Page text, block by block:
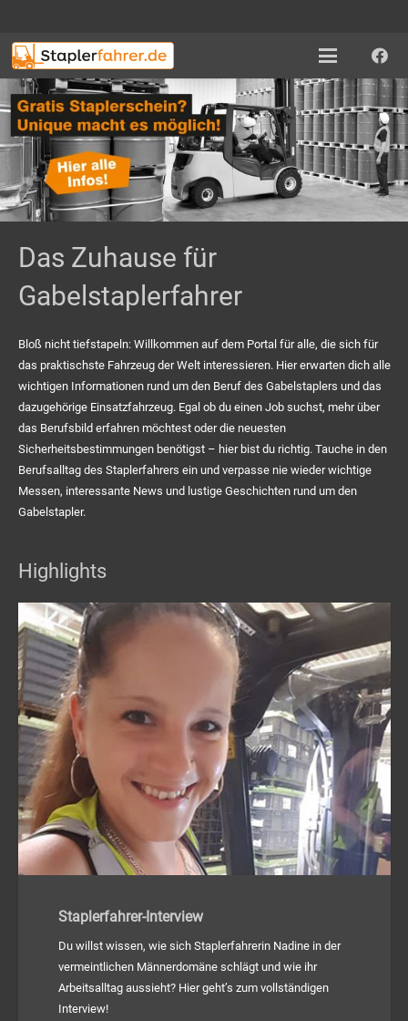
Das Zuhause für
Gabelstaplerfahrer
Bloß nicht tiefstapeln: Willkommen auf dem Portal für alle, die sich für
das praktischste Fahrzeug der Welt interessieren. Hier erwarten dich alle
wichtigen Informationen rund um den Beruf des Gabelstaplers und das
dazugehörige Einsatzfahrzeug. Egal ob du einen Job suchst, mehr über
das Berufsbild erfahren möchtest oder die neuesten
Sicherheitsbestimmungen benötigst – hier bist du richtig. Tauche in den
Berufsalltag des Staplerfahrers ein und verpasse nie wieder wichtige
Messen, interessante News und lustige Geschichten rund um den
Gabelstapler.
Highlights
Staplerfahrer-Interview
Du willst wissen, wie sich Staplerfahrerin Nadine in der
vermeintlichen Männerdomäne schlägt und wie ihr
Arbeitsalltag aussieht? Hier geht’s zum vollständigen
Interview!